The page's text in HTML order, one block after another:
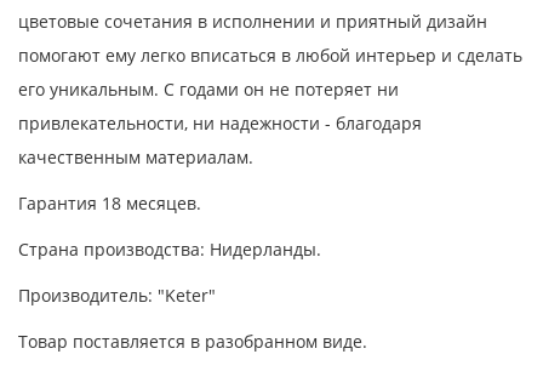
цветовые сочетания в исполнении и приятный дизайн
помогают ему легко вписаться в любой интерьер и сделать
его уникальным. С годами он не потеряет ни
привлекательности, ни надежности - благодаря
качественным материалам.
Гарантия 18 месяцев.
Страна производства: Нидерланды.
Производитель: "Keter"
Товар поставляется в разобранном виде.